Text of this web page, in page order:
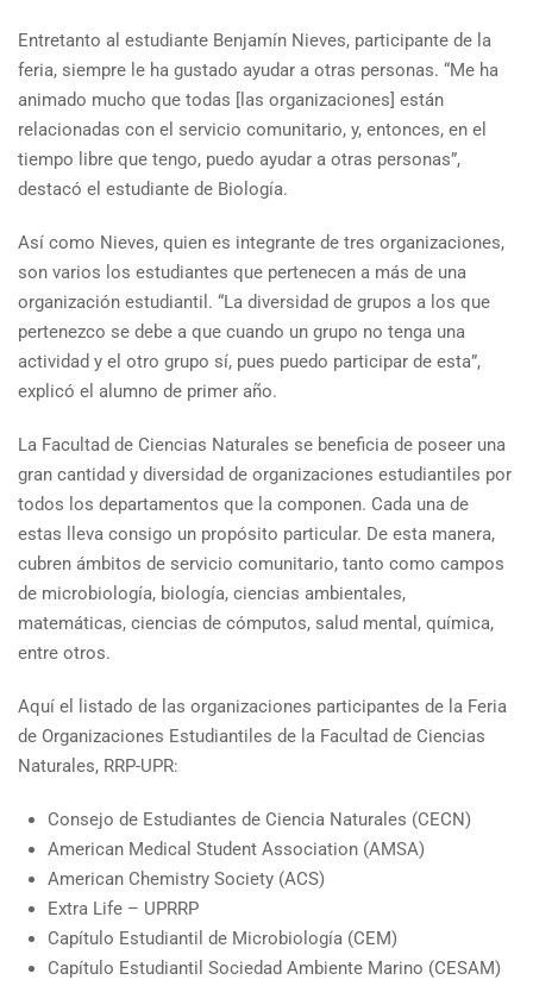
Entretanto al estudiante Benjamín Nieves, participante de la
feria, siempre le ha gustado ayudar a otras personas. “Me ha
animado mucho que todas [las organizaciones] están
relacionadas con el servicio comunitario, y, entonces, en el
tiempo libre que tengo, puedo ayudar a otras personas”,
destacó el estudiante de Biología.
Así como Nieves, quien es integrante de tres organizaciones,
son varios los estudiantes que pertenecen a más de una
organización estudiantil. “La diversidad de grupos a los que
pertenezco se debe a que cuando un grupo no tenga una
actividad y el otro grupo sí, pues puedo participar de esta”,
explicó el alumno de primer año.
La Facultad de Ciencias Naturales se beneficia de poseer una
gran cantidad y diversidad de organizaciones estudiantiles por
todos los departamentos que la componen. Cada una de
estas lleva consigo un propósito particular. De esta manera,
cubren ámbitos de servicio comunitario, tanto como campos
de microbiología, biología, ciencias ambientales,
matemáticas, ciencias de cómputos, salud mental, química,
entre otros.
Aquí el listado de las organizaciones participantes de la Feria
de Organizaciones Estudiantiles de la Facultad de Ciencias
Naturales, RRP-UPR:
Consejo de Estudiantes de Ciencia Naturales (CECN)
American Medical Student Association (AMSA)
American Chemistry Society (ACS)
Extra Life – UPRRP
Capítulo Estudiantil de Microbiología (CEM)
Capítulo Estudiantil Sociedad Ambiente Marino (CESAM)